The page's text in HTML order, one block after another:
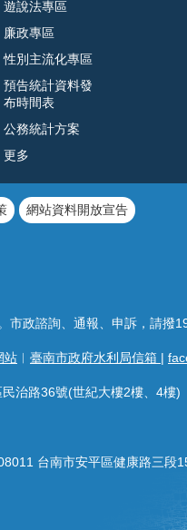
遊說法專區
廉政專區
性別主流化專區
預告統計資料發
布時間表
公務統計方案
更多
網站資料開放宣告
市政諮詢、通報、申訴，請撥
站 ︱ 臺南市政府水利局信箱 |
治路36號(世紀大樓2樓、4樓)
台南市安平區健康路三段